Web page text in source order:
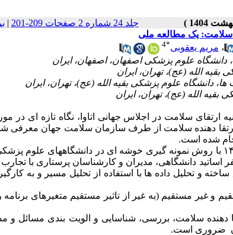
جلد 24 شماره 2 صفحات 209-201 |
سلامت: یک مطالعه ملی
، مریم یعقوبی*
4
سلامت در اجلاس جهانی اتاوا، نگاه تازه ای در
ارتقا دهنده سلامت از طرف سازمان سلامت جهان معرفی
شده است.
این مطالعه یک مطالعه توصیفی مقطعی است که در سال۱۴۰۰ با روش نمونه گیری خوشه ای در دانشگاههای
(تهران، گیلان، اصفهان، فارس) انجام شد. جامعه مطالعاتی شامل ۲۳۰ نفر اساتید دانشگاهی، مدیران و کارشناسان پرستاری
و تحلیل داده ها با استفاده از تحلیل مسیر و به
و غیر مستقیم (به غیر از تاثیر مستقیم متغیرهای
دهنده سلامت، بررسی، شناسایی و الویت بندی مسائل و
ضروری است.